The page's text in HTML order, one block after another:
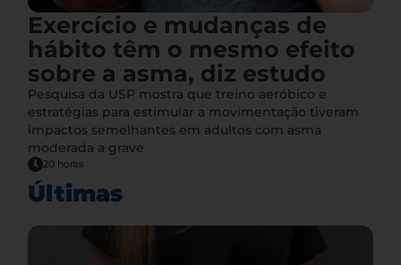
Exercício e mudanças de
hábito têm o mesmo efeito
sobre a asma, diz estudo
Pesquisa da USP mostra que treino aeróbico e
estratégias para estimular a movimentação tiveram
impactos semelhantes em adultos com asma
moderada a grave
20 horas
Últimas